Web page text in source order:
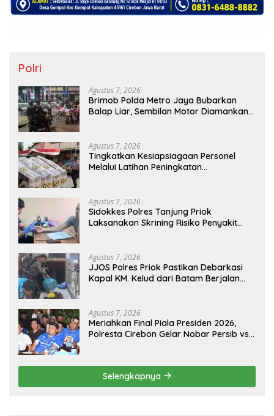
Polri
Agustus 7, 2026
Brimob Polda Metro Jaya Bubarkan
Balap Liar, Sembilan Motor Diamankan
Agustus 7, 2026
Tingkatkan Kesiapsiagaan Personel
Melalui Latihan Peningkatan
Agustus 7, 2026
Sidokkes Polres Tanjung Priok
Laksanakan Skrining Risiko Penyakit
Agustus 7, 2026
JJOS Polres Priok Pastikan Debarkasi
Kapal KM. Kelud dari Batam Berjalan
Agustus 7, 2026
Meriahkan Final Piala Presiden 2026,
Polresta Cirebon Gelar Nobar Persib vs
Selengkapnya